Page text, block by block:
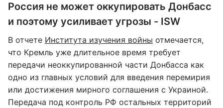
Россия не может оккупировать Донбасс
и поэтому усиливает угрозы - ISW
В отчете Института изучения войны отмечается,
что Кремль уже длительное время требует
передачи неоккупированной части Донбасса как
одно из главных условий для введения перемирия
или достижения мирного соглашения с Украиной.
Передача под контроль РФ остальных территорий